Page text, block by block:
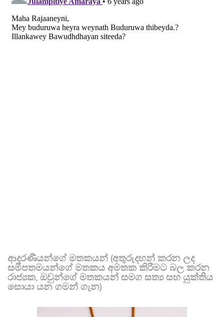
ආදරණීයන්ගේ මතකයන් (අතුරුදහන් කරන ලද
සමීපතමයන්ගේ මතකය අමතක කිරීමට බල කරන
රාජ්‍යක, ඔවුන්ගේ මතකයන් සමග සත්‍ය සහ යුක්තිය
සොයා යන ගමන් ගැන)